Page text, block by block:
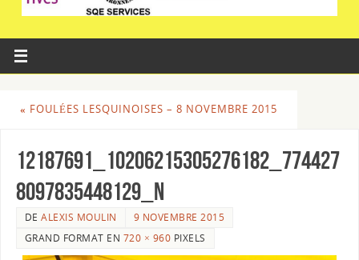
« FOULÉES LESQUINOISES – 8 NOVEMBRE 2015
12187691_10206215305276182_774427
8097835448129_n
DEALEXIS MOULIN
9 NOVEMBRE 2015
GRAND FORMAT EN 720 × 960 PIXELS